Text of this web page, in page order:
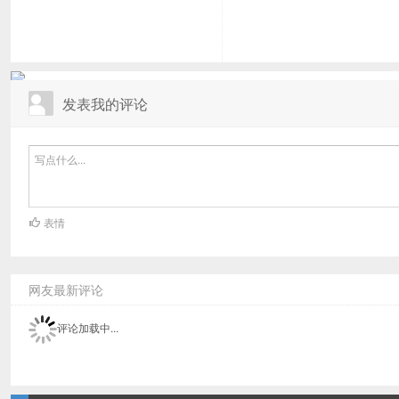
发表我的评论
表情
网友最新评论
评论加载中...